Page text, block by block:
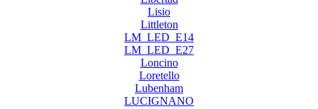
Lisio
Littleton
LM_LED_E14
LM_LED_E27
Loncino
Loretello
Lubenham
LUCIGNANO